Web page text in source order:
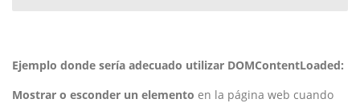
Ejemplo donde sería adecuado utilizar DOMContentLoaded:
Mostrar o esconder un elemento en la página web cuando